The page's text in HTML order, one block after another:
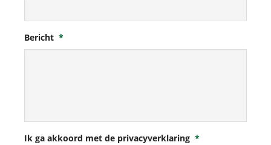
Bericht *
Ik ga akkoord met de privacyverklaring *